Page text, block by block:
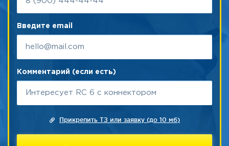
Введите email
Комментарий (если есть)
Прикрепить ТЗ или заявку (до 10 мб)